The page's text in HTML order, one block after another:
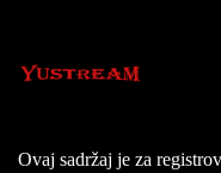
Ovaj sadržaj je za